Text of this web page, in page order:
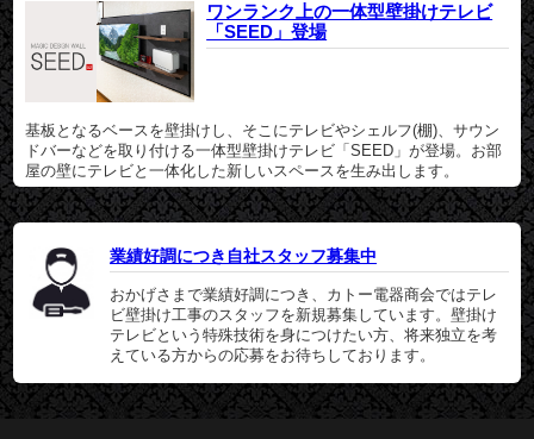
ワンランク上の一体型壁掛けテレビ
「SEED」登場
基板となるベースを壁掛けし、そこにテレビやシェルフ(棚)、サウン
ドバーなどを取り付ける一体型壁掛けテレビ「SEED」が登場。お部
屋の壁にテレビと一体化した新しいスペースを生み出します。
業績好調につき自社スタッフ募集中
おかげさまで業績好調につき、カトー電器商会ではテレ
ビ壁掛け工事のスタッフを新規募集しています。壁掛け
テレビという特殊技術を身につけたい方、将来独立を考
えている方からの応募をお待ちしております。